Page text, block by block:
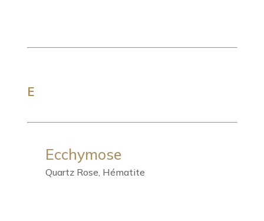
E
Ecchymose
Quartz Rose, Hématite